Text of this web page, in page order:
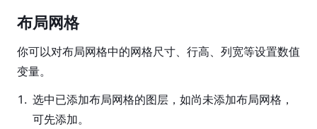
布局网格
你可以对布局网格中的网格尺寸、行高、列宽等设置数值
变量。
1 . 选中已添加布局网格的图层，如尚未添加布局网格，
可先添加。